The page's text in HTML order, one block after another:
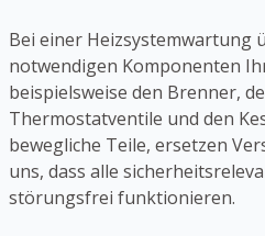
Bei einer Heizsystemwartung
notwendigen Komponenten
beispielsweise den Brenner,
Thermostatventile und den
bewegliche Teile, ersetzen
uns, dass alle
störungsfrei funktionieren.